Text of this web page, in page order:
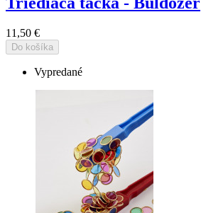
11,50 €
Do košíka
Vypredané